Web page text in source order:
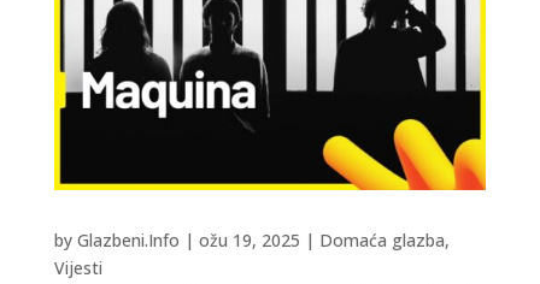
by Glazbeni.Info | ožu 19, 2025 | Domaća glazba,
Vijesti